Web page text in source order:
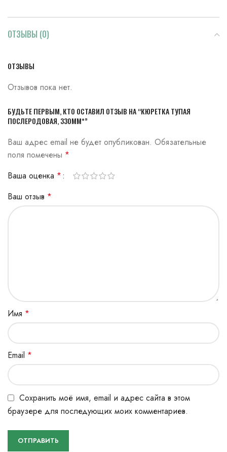
ОТЗЫВЫ (0)
ОТЗЫВЫ
Отзывов пока нет.
БУДЬТЕ ПЕРВЫМ, КТО ОСТАВИЛ ОТЗЫВ НА “КЮРЕТКА ТУПАЯ
ПОСЛЕРОДОВАЯ, 330ММ*”
Ваш адрес email не будет опубликован. Обязательные
поля помечены *
Ваша оценка *
Ваш отзыв *
Имя *
Email *
Сохранить моё имя, email и адрес сайта в этом
браузере для последующих моих комментариев.